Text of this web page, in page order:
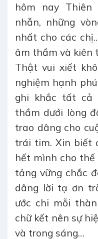
hôm nay Thiên
nhẫn, những
nhất cho các
âm thầm và kiên
Thật vui xiết
nghiệm hạnh
ghi khắc tất cả
thầm dưới lòng
trao dâng cho
trái tim. Xin biết
hết mình cho
tảng vững chắc
dâng lời tạ ơn
ước chi mỗi
chữ kết nên sự
và trong sáng…